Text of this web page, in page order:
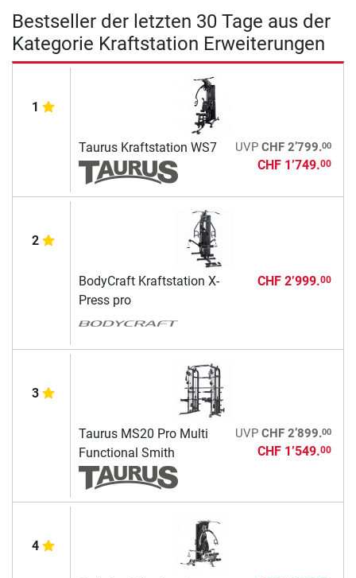
Bestseller der letzten 30 Tage aus der
Kategorie Kraftstation Erweiterungen
1
Taurus Kraftstation WS7 UVP CHF 2’799.00
CHF 1’749.00
2
BodyCraft Kraftstation X-
Press pro
CHF 2’999.00
3
Taurus MS20 Pro Multi
Functional Smith
UVP CHF 2’899.00
CHF 1’549.00
4